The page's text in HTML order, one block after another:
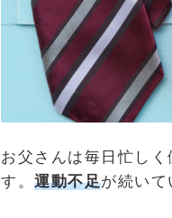
お父さんは毎日忙しく
す。 運動不足が続いて